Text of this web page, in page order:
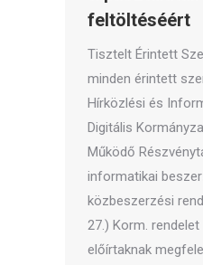
feltöltéséért
Tisztelt Érintett
minden érintett
Hírközlési és
Digitális
Működő
informatikai
közbeszerzési
27.) Korm.
előírtaknak